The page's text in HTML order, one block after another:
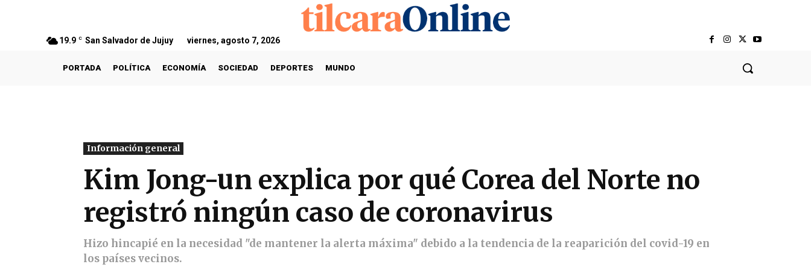
19.9 C San Salvador de Jujuy viernes, agosto 7, 2026
PORTADA POLÍTICA ECONOMÍA SOCIEDAD DEPORTES MUNDO
Información general
Kim Jong-un explica por qué Corea del Norte no
registró ningún caso de coronavirus
Hizo hincapié en la necesidad "de mantener la alerta máxima" debido a la tendencia de la reaparición del covid-19 en
los países vecinos.